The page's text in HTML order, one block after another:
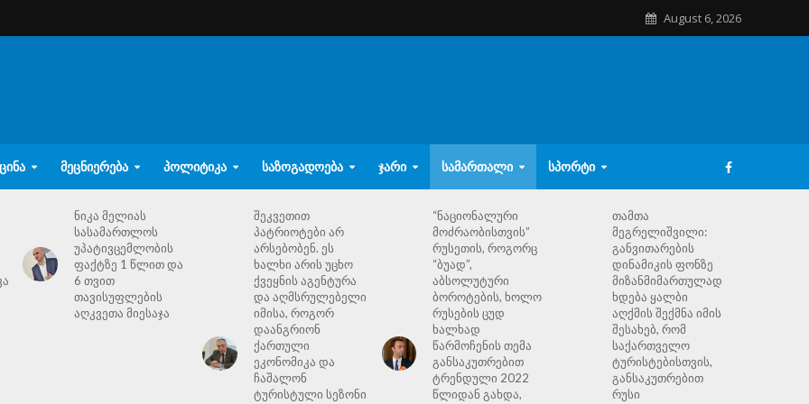
August 6, 2026
ᲛᲔᲪᲜᲘᲔᲠᲔᲑᲐ ᲞᲝᲚᲘᲢᲘᲙᲐ ᲡᲐᲖᲝᲒᲐᲓᲝᲔᲑᲐ ᲯᲐᲠᲘ ᲡᲐᲛᲐᲠᲗᲐᲚᲘ ᲡᲞᲝᲠᲢᲘ
ნიკა მელიას
სასამართლოს
უპატივცემლობის
ფაქტზე 1 წლით და
6 თვით
თავისუფლების
აღკვეთა მიესაჯა
შეკვეთით
პატრიოტები არ
არსებობენ. ეს
ხალხი არის უცხო
ქვეყნის აგენტურა
და აღმსრულებელი
იმისა, როგორ
დაანგრიონ
ქართული
ეკონომიკა და
ჩაშალონ
ტურისტული სეზონი
“ნაციონალური
მოძრაობისთვის”
რუსეთის, როგორც
“ბუად”,
აბსოლუტური
ბოროტების, ხოლო
რუსების ცუდ
ხალხად
წარმოჩენის თემა
განსაკუთრებით
ტრენდული 2022
წლიდან გახდა,
თამთა
მეგრელიშვილი:
განვითარების
დინამიკის ფონზე
მიზანმიმართულად
ხდება ყალბი
აღქმის შექმნა იმის
შესახებ, რომ
საქართველო
ტურისტებისთვის,
განსაკუთრებით
რუსი